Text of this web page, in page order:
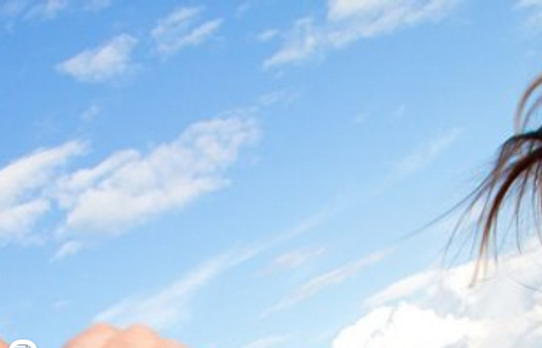
首 頁
搜尋景點
好康優惠
溜滑梯民宿
觀光工廠 日本親子景點